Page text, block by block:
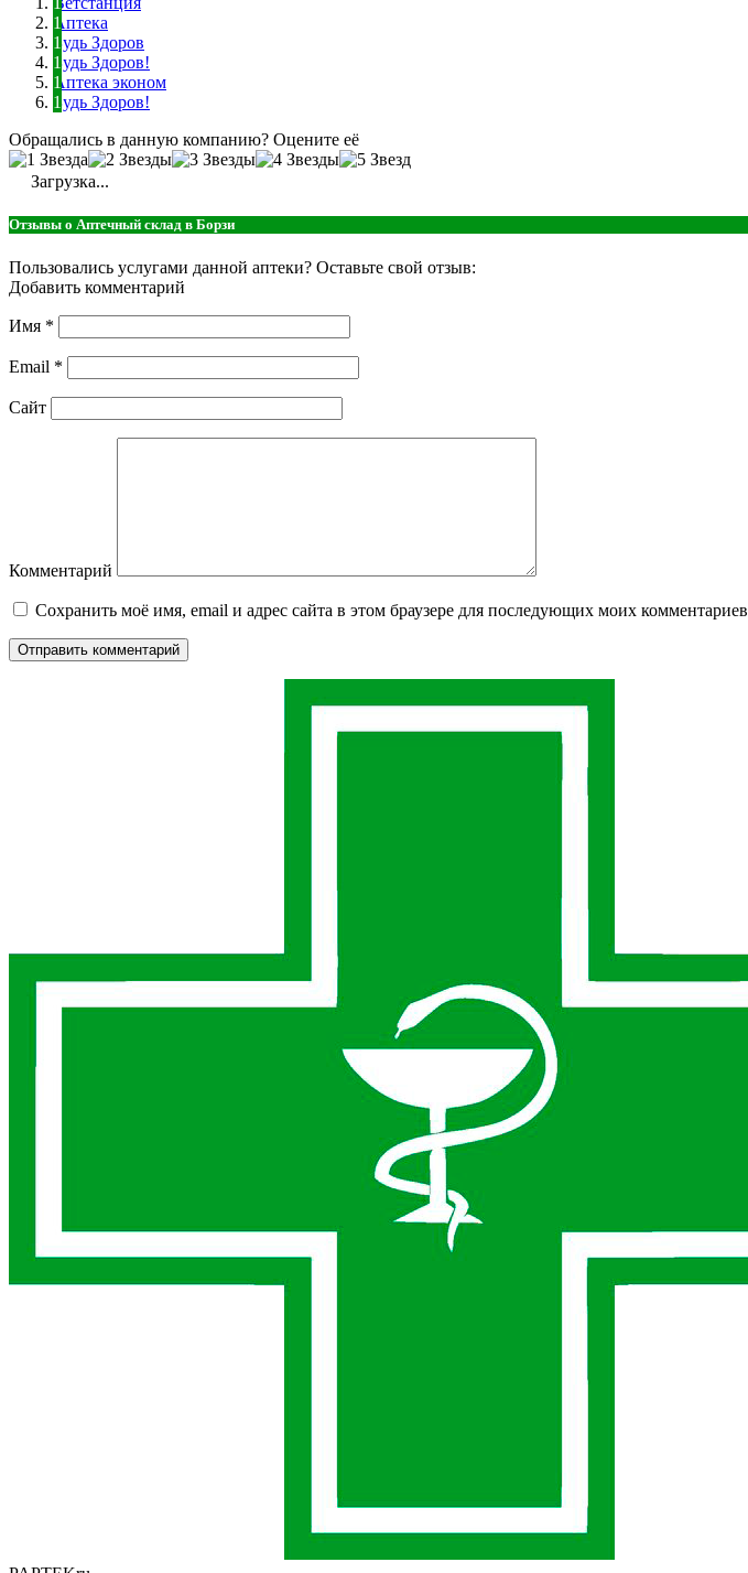
Аптека
Будь Здоров
Будь Здоров!
Аптека эконом
Будь Здоров!
Обращались в данную компанию? Оцените её
Загрузка...
Отзывы о Аптечный склад в Борзи
Пользовались услугами данной аптеки? Оставьте свой отзыв:
Добавить комментарий
Имя *
Email *
Сайт
Комментарий
Сохранить моё имя, email и адрес сайта в этом браузере для последующих моих